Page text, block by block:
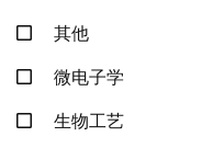
其他
微电子学
生物工艺